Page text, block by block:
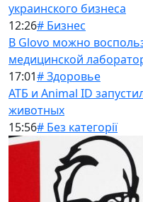
украинского бизнеса
12:26# Бизнес
В Glovo можно
медицинской
17:01# Здоровье
АТБ и Animal ID
животных
15:56# Без категорії